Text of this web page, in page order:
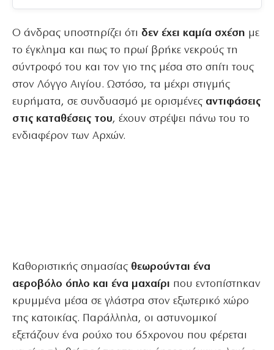
Ο άνδρας υποστηρίζει ότι δεν έχει καμία σχέση με
το έγκλημα και πως το πρωί βρήκε νεκρούς τη
σύντροφό του και τον γιο της μέσα στο σπίτι τους
στον Λόγγο Αιγίου. Ωστόσο, τα μέχρι στιγμής
ευρήματα, σε συνδυασμό με ορισμένες αντιφάσεις
στις καταθέσεις του, έχουν στρέψει πάνω του το
ενδιαφέρον των Αρχών.
Καθοριστικής σημασίας θεωρούνται ένα
αεροβόλο όπλο και ένα μαχαίρι που εντοπίστηκαν
κρυμμένα μέσα σε γλάστρα στον εξωτερικό χώρο
της κατοικίας. Παράλληλα, οι αστυνομικοί
εξετάζουν ένα ρούχο του 65χρονου που φέρεται